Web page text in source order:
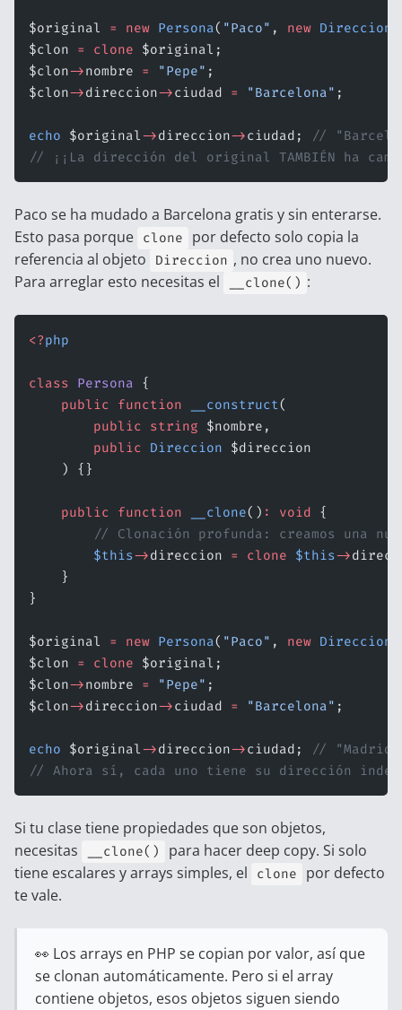
$original = new Persona( "Paco" , new Direccion
$clon = clone $original;
$clon->nombre = "Pepe" ;
$clon->direccion->ciudad = "Barcelona" ;
echo $original->direccion->ciudad;
//
// ¡¡La dirección del original TAMBIÉN ha
Paco se ha mudado a Barcelona gratis y sin enterarse.
Esto pasa porque clone
por defecto solo copia la
referencia al objeto
Direccion , no crea uno nuevo.
Para arreglar esto necesitas el
__clone() :
<?php
class Persona {
    public
function __construct(
        public
string $nombre,
        public
Direccion $direccion
    ) {}
    public
function __clone() : void {
// Clonación profunda: creamos una
        $this
->direccion = clone $this->
    }
}
$original = new Persona( "Paco" , new Direccion
$clon = clone $original;
$clon->nombre = "Pepe" ;
$clon->direccion->ciudad = "Barcelona" ;
echo $original->direccion->ciudad;
// "Madrid"
// Ahora sí, cada uno tiene su dirección
Si tu clase tiene propiedades que son objetos,
necesitas
__clone()
para hacer deep copy. Si solo
tiene escalares y arrays simples, el
clone
por defecto
te vale.
👀 Los arrays en PHP se copian por valor, así que
se clonan automáticamente. Pero si el array
contiene objetos, esos objetos siguen siendo